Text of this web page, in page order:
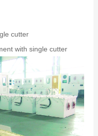
cutter
with single cutter